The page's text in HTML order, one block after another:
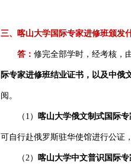
三、喀山大学国际专家进修班颁发
答： 修完全部学时，经考核，
际专家进修班结业证书，以及中俄
阅。
（1） 喀山大学俄文制式国际专
可自行赴俄罗斯驻华使馆进行公证
（2） 喀山大学中文普识国际专